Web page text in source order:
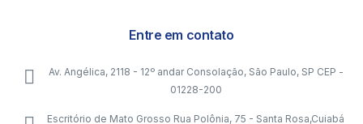
Entre em contato
Av. Angélica, 2118 - 12º andar Consolação, São Paulo, SP CEP -
01228-200
Escritório de Mato Grosso Rua Polônia, 75 - Santa Rosa,Cuiabá